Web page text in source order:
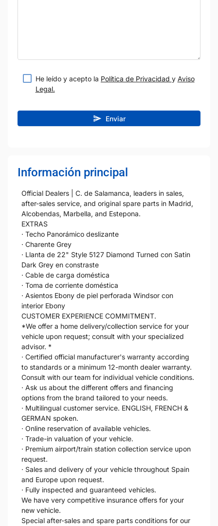
He leído y acepto la Política de Privacidad y Aviso
Legal.
Enviar
Información principal
Official Dealers | C. de Salamanca, leaders in sales,
after-sales service, and original spare parts in Madrid,
Alcobendas, Marbella, and Estepona.
EXTRAS
· Techo Panorámico deslizante
· Charente Grey
· Llanta de 22" Style 5127 Diamond Turned con Satin
Dark Grey en constraste
· Cable de carga doméstica
· Toma de corriente doméstica
· Asientos Ebony de piel perforada Windsor con
interior Ebony
CUSTOMER EXPERIENCE COMMITMENT.
*We offer a home delivery/collection service for your
vehicle upon request; consult with your specialized
advisor. *
· Certified official manufacturer's warranty according
to standards or a minimum 12-month dealer warranty.
Consult with our team for individual vehicle conditions.
· Ask us about the different offers and financing
options from the brand tailored to your needs.
· Multilingual customer service. ENGLISH, FRENCH &
GERMAN spoken.
· Online reservation of available vehicles.
· Trade-in valuation of your vehicle.
· Premium airport/train station collection service upon
request.
· Sales and delivery of your vehicle throughout Spain
and Europe upon request.
· Fully inspected and guaranteed vehicles.
We have very competitive insurance offers for your
new vehicle.
Special after-sales and spare parts conditions for our